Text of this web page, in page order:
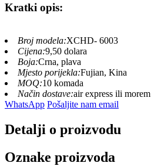
Kratki opis:
Broj modela:XCHD- 6003
Cijena:9,50 dolara
Boja:Crna, plava
Mjesto porijekla:Fujian, Kina
MOQ:10 komada
Način dostave:air express ili morem
WhatsApp Pošaljite nam email
Detalji o proizvodu
Oznake proizvoda